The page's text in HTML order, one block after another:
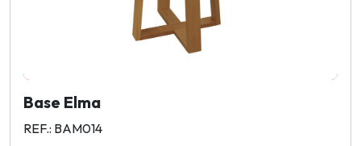
Base Elma
REF.: BAM014